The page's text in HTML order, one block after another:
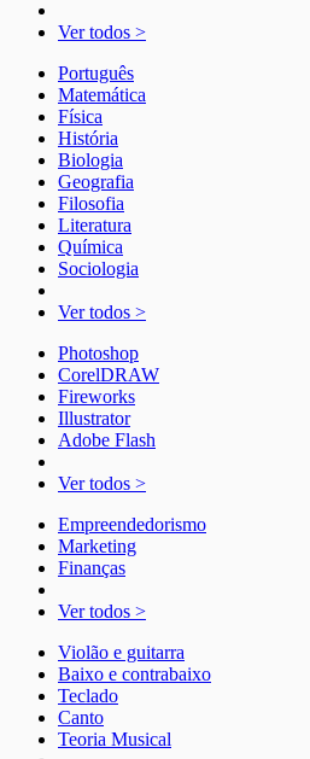
Ver todos >
Português
Matemática
Física
História
Biologia
Geografia
Filosofia
Literatura
Química
Sociologia
Ver todos >
Photoshop
CorelDRAW
Fireworks
Illustrator
Adobe Flash
Ver todos >
Empreendedorismo
Marketing
Finanças
Ver todos >
Violão e guitarra
Baixo e contrabaixo
Teclado
Canto
Teoria Musical